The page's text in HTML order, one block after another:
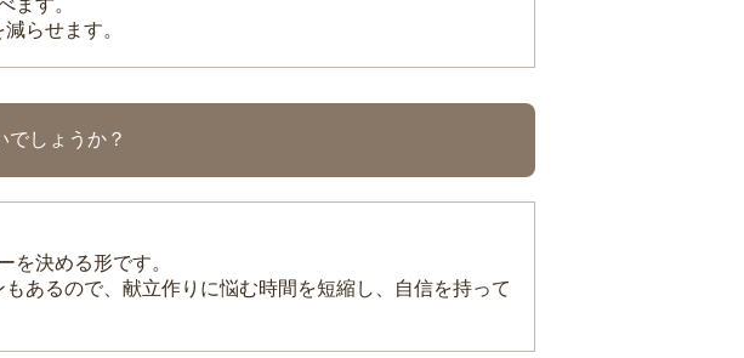
らせます。
でしょうか？
を決める形です。
あるので、献立作りに悩む時間を短縮し、自信を持って